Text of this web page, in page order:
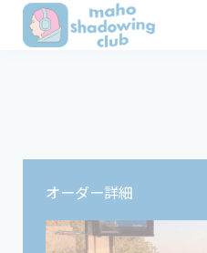
私たち
オーダー詳細